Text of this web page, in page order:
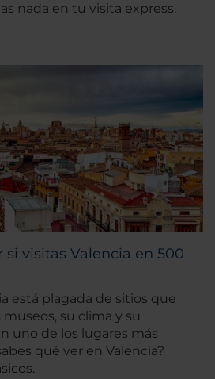
nada en tu visita express.
si visitas Valencia en 500
está plagada de sitios que
su clima y su
uno de los lugares más
qué ver en Valencia?